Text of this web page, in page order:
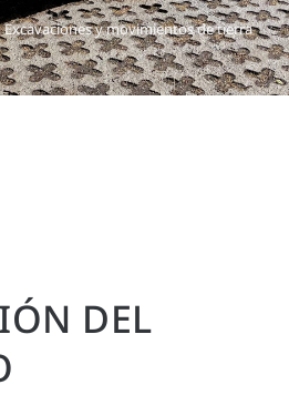
Excavaciones y movimientos de tierra
DEL